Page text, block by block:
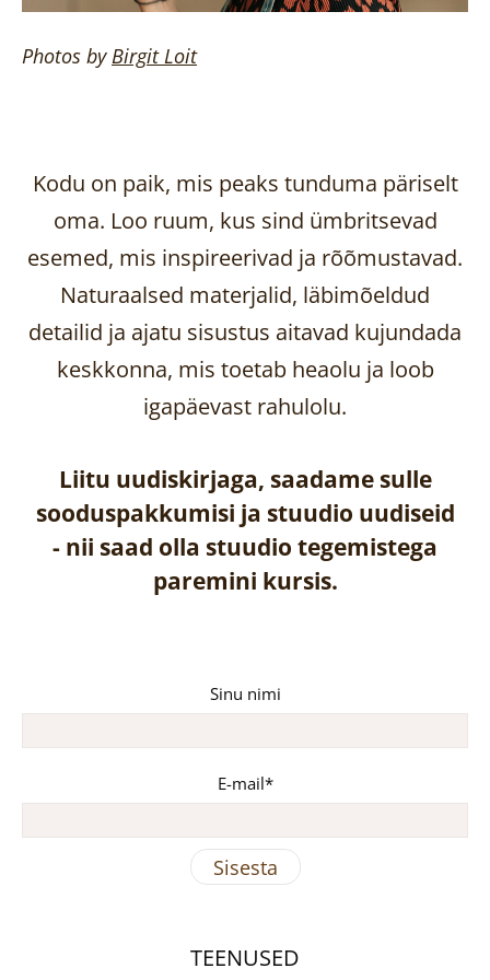
Photos byBirgitLoit
Kodu on paik, mis peaks tunduma päriselt
oma. Loo ruum, kus sind ümbritsevad
esemed, mis inspireerivad ja rõõmustavad.
Naturaalsed materjalid, läbimõeldud
detailid ja ajatu sisustus aitavad kujundada
keskkonna, mis toetab heaolu ja loob
igapäevast rahulolu.
Liitu uudiskirjaga, saadame sulle
sooduspakkumisi ja stuudio uudiseid
- nii saad olla stuudio tegemistega
paremini kursis.
Sinu nimi
E-mail
TEENUSED